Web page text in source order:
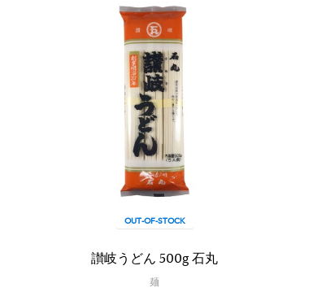
OUT-OF-STOCK
讃岐うどん 500g 石丸
麺